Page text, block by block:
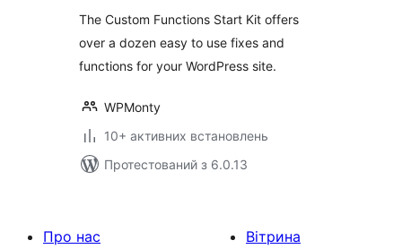
The Custom Functions Start Kit offers
over a dozen easy to use fixes and
functions for your WordPress site.
WPMonty
10+ активних встановлень
Протестований з 6.0.13
Про нас
Вітрина